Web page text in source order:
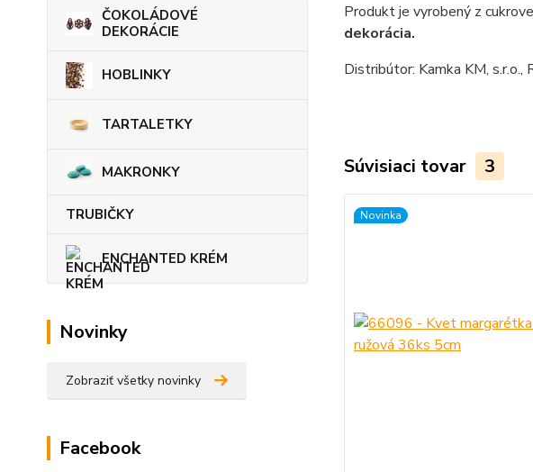
ČOKOLÁDOVÉ
DEKORÁCIE
HOBLINKY
TARTALETKY
MAKRONKY
TRUBIČKY
ENCHANTED KRÉM
Novinky
Zobraziť všetky novinky
Facebook
Produkt je vyrobený z
dekorácia.
Distribútor: Kamka KM,
Súvisiaci tovar 3
Novinka